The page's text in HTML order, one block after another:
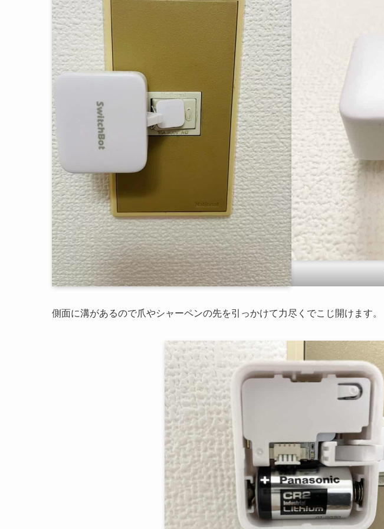
側面に溝があるので爪やシャーペンの先を引っかけて力尽くでこじ開けます。